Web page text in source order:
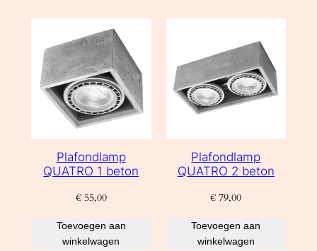
Plafondlamp
QUATRO 1 beton
€55,00
Toevoegen aan
winkelwagen
Plafondlamp
QUATRO 2 beton
€ 79,00
Toevoegen aan
winkelwagen